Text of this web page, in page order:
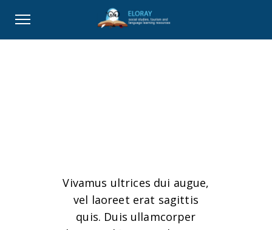
Vivamus ultrices dui augue,
vel laoreet erat sagittis
quis. Duis ullamcorper